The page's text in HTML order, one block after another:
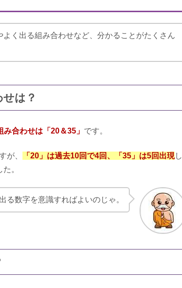
らない・使えないって本当？
ミ！ブラックリストはNG？
クレジットはヤミ金？
く出る組み合わせなど、分かることがたくさん
は？
合わせは「20＆35」 です。
が、 「20」は過去10回で4回、「35」は5回出現し
。
る数字を意識すればよいのじゃ。